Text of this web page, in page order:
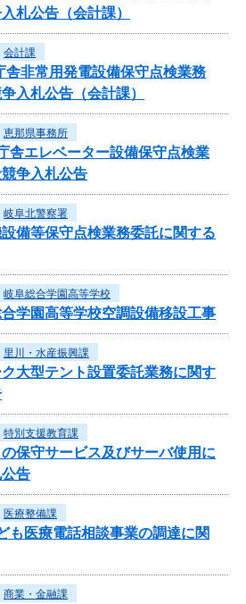
札公告（会計課）
会計課
舎非常用発電設備保守点検業務
入札公告（会計課）
恵那県事務所
舎エレベーター設備保守点検業
争入札公告
岐阜北警察署
備等保守点検業務委託に関する
岐阜総合学園高等学校
合学園高等学校空調設備移設工事
里川・水産振興課
大型テント設置委託業務に関す
特別支援教育課
保守サービス及びサーバ使用に
告
医療整備課
も医療電話相談事業の調達に関
商業・金融課